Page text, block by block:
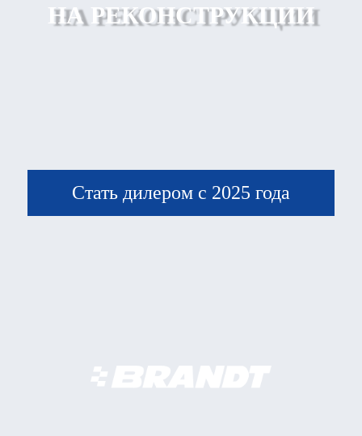
НА РЕКОНСТРУКЦИИ
Стать дилером с 2025 года